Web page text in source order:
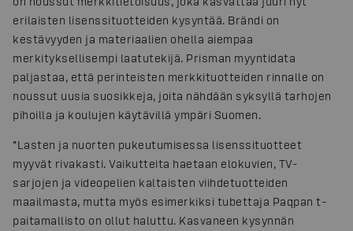
erilaisten lisenssituotteiden kysyntää. Brändi on
kestävyyden ja materiaalien ohella aiempaa
merkityksellisempi laatutekijä. Prisman myyntidata
paljastaa, että perinteisten merkkituotteiden rinnalle on
noussut uusia suosikkeja, joita nähdään syksyllä tarhojen
pihoilla ja koulujen käytävillä ympäri Suomen.
“Lasten ja nuorten pukeutumisessa lisenssituotteet
myyvät rivakasti. Vaikutteita haetaan elokuvien, TV-
sarjojen ja videopelien kaltaisten viihdetuotteiden
maailmasta, mutta myös esimerkiksi tubettaja Paqpan t-
paitamallisto on ollut haluttu. Kasvaneen kysynnän